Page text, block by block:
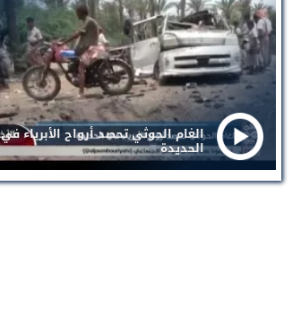
الغام الحوثي تحصد أرواح الأبرياء في
الحديدة